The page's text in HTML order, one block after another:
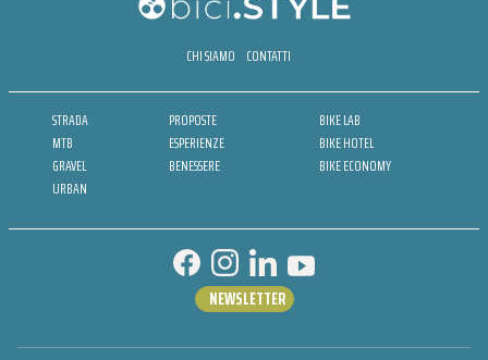
CHI SIAMO CONTATTI
STRADA
MTB
GRAVEL
URBAN
PROPOSTE
ESPERIENZE
BENESSERE
BIKE LAB
BIKE HOTEL
BIKE ECONOMY
NEWSLETTER